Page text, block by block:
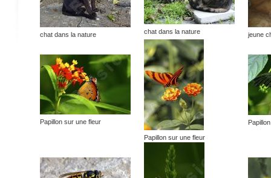
chat dans la nature chat dans la nature jeune
Papillon sur une fleur
Papillon sur une fleur